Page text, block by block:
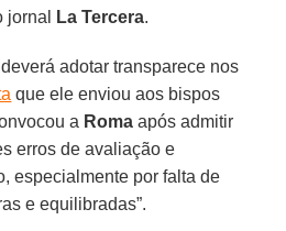
jornal La Tercera.
deverá adotar transparece nos
que ele enviou aos bispos
a Roma após admitir
erros de avaliação e
especialmente por falta de
e equilibradas”.